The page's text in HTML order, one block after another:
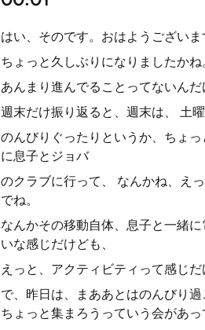
はい、そのです。おはようござい
ちょっと久しぶりになりましたか
あんまり進んでることってないんだ
週末だけ振り返ると、週末は、 土
のんびりぐったりというか、ちょ
に息子とジョバ
のクラブに行って、 なんかね、え
でね。
なんかその移動自体、息子と一緒
いな感じだけども、
えっと、アクティビティって感じ
で、昨日は、まああとはのんびり
ちょっと集まろうっていう会があっ